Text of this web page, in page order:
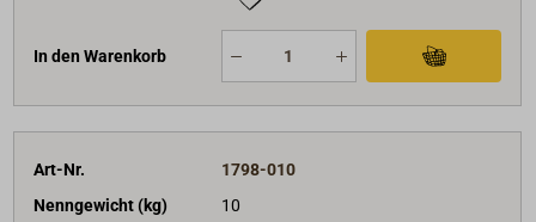
In den Warenkorb
Art-Nr.
1798-010
Nenngewicht (kg)
10